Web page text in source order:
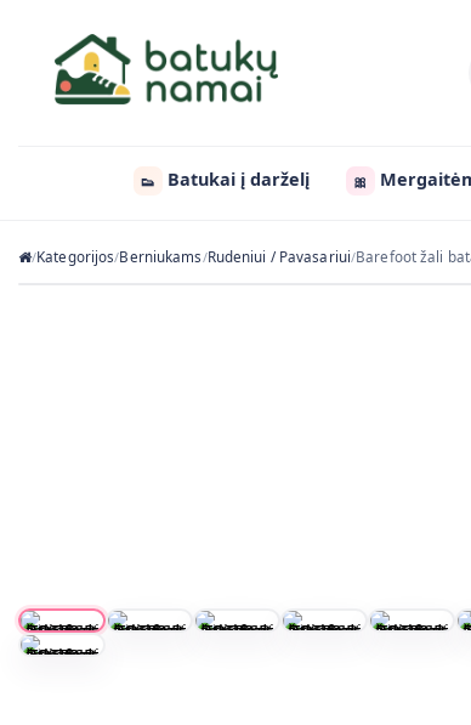
👟 Batukai į darželį 🎀
/Kategorijos/Berniukams/Rudeniui / Pavasariui/Barefoot žali